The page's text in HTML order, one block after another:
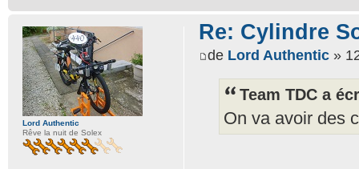
Re: Cylindre
de Lord Authentic »
Team TDC a
On va avoir des
Lord Authentic
Rêve la nuit de Solex